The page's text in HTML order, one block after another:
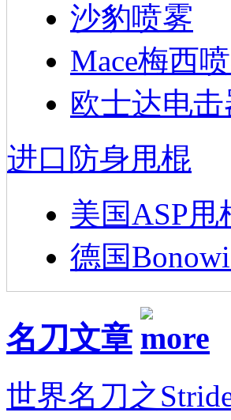
沙豹喷雾
Mace梅西
欧士达电击
进口防身甩棍
美国ASP甩
德国
名刀文章
世界名刀之